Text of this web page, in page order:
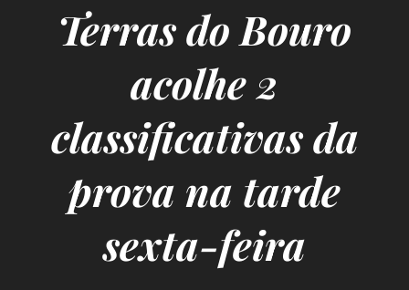
Terras do Bouro
acolhe 2
classificativas da
prova na tarde
sexta-feira